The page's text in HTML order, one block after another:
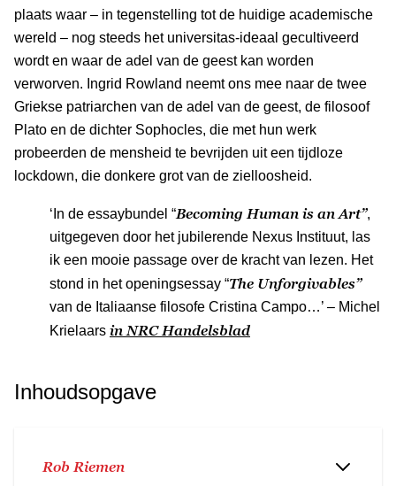
plaats waar – in tegenstelling tot de huidige academische
wereld – nog steeds het universitas-ideaal gecultiveerd
wordt en waar de adel van de geest kan worden
verworven. Ingrid Rowland neemt ons mee naar de twee
Griekse patriarchen van de adel van de geest, de filosoof
Plato en de dichter Sophocles, die met hun werk
probeerden de mensheid te bevrijden uit een tijdloze
lockdown, die donkere grot van de zielloosheid.
‘I n de essaybundel “Becoming Human is an Art”,
uitgegeven door het jubilerende Nexus Instituut, las
ik een mooie passage over de kracht van lezen. Het
stond in het openingsessay “The Unforgivables”
van de Italiaanse filosofe Cristina Campo…’ – Michel
Krielaars in NRC Handelsblad
Inhoudsopgave
Rob Riemen